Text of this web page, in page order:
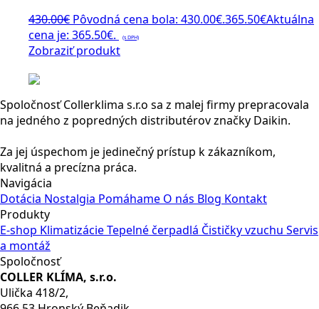
430.00€ Pôvodná cena bola: 430.00€.365.50€Aktuálna
cena je: 365.50€.
(s DPH)
Zobraziť produkt
Spoločnosť Collerklima s.r.o sa z malej firmy prepracovala
na jedného z popredných distributérov značky Daikin.
Za jej úspechom je jedinečný prístup k zákazníkom,
kvalitná a precízna práca.
Navigácia
Dotácia Nostalgia Pomáhame O nás Blog Kontakt
Produkty
E-shop KlimatizácieTepelné čerpadlá Čističky vzuchu Servis
a montáž
Spoločnosť
COLLER KLÍMA, s.r.o.
Ulička 418/2,